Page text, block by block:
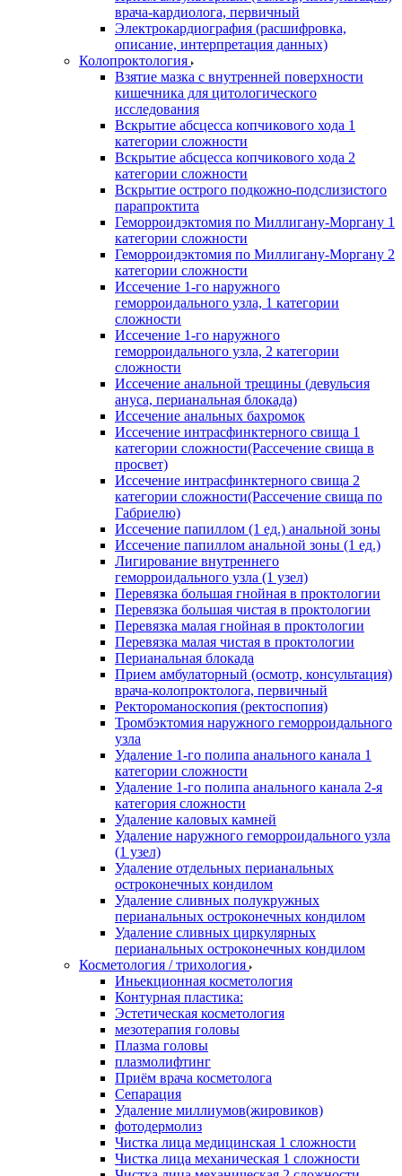
врача-кардиолога, первичный
Электрокардиография (расшифровка,
описание, интерпретация данных)
Колопроктология
Взятие мазка с внутренней поверхности
кишечника для цитологического
исследования
Вскрытие абсцесса копчикового хода 1
категории сложности
Вскрытие абсцесса копчикового хода 2
категории сложности
Вскрытие острого подкожно-подслизистого
парапроктита
Геморроидэктомия по Миллигану-Моргану 1
категории сложности
Геморроидэктомия по Миллигану-Моргану 2
категории сложности
Иссечение 1-го наружного
геморроидального узла, 1 категории
сложности
Иссечение 1-го наружного
геморроидального узла, 2 категории
сложности
Иссечение анальной трещины (девульсия
ануса, перианальная блокада)
Иссечение анальных бахромок
Иссечение интрасфинктерного свища 1
категории сложности(Рассечение свища в
просвет)
Иссечение интрасфинктерного свища 2
категории сложности(Рассечение свища по
Габриелю)
Иссечение папиллом (1 ед.) анальной зоны
Иссечение папиллом анальной зоны (1 ед.)
Лигирование внутреннего
геморроидального узла (1 узел)
Перевязка большая гнойная в проктологии
Перевязка большая чистая в проктологии
Перевязка малая гнойная в проктологии
Перевязка малая чистая в проктологии
Перианальная блокада
Прием амбулаторный (осмотр, консультация)
врача-колопроктолога, первичный
Ректороманоскопия (ректоспопия)
Тромбэктомия наружного геморроидального
узла
Удаление 1-го полипа анального канала 1
категории сложности
Удаление 1-го полипа анального канала 2-я
категория сложности
Удаление каловых камней
Удаление наружного геморроидального узла
(1 узел)
Удаление отдельных перианальных
остроконечных кондилом
Удаление сливных полукружных
перианальных остроконечных кондилом
Удаление сливных циркулярных
перианальных остроконечных кондилом
Косметология / трихология
Иньекционная косметология
Контурная пластика:
Эстетическая косметология
мезотерапия головы
Плазма головы
плазмолифтинг
Приём врача косметолога
Сепарация
Удаление миллиумов(жировиков)
фотодермолиз
Чистка лица медицинская 1 сложности
Чистка лица механическая 1 сложности